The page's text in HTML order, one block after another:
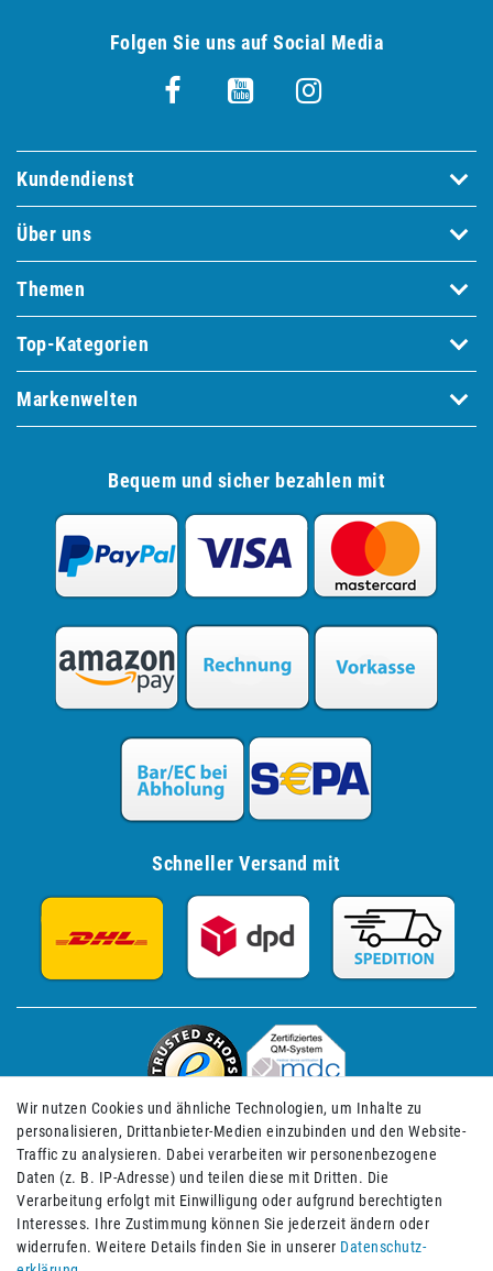
Folgen Sie uns auf Social Media
Kundendienst
Über uns
Themen
Top-Kategorien
Markenwelten
Bequem und sicher bezahlen mit
Schneller Versand mit
Impressum Daten­schutz­erklärung AGB
Wir nutzen Cookies und ähnliche Technologien, um Inhalte zu
personalisieren, Drittanbieter-Medien einzubinden und den Website-
Traffic zu analysieren. Dabei verarbeiten wir personenbezogene
Daten (z. B. IP-Adresse) und teilen diese mit Dritten. Die
Verarbeitung erfolgt mit Einwilligung oder aufgrund berechtigten
Interesses. Ihre Zustimmung können Sie jederzeit ändern oder
widerrufen. Weitere Details finden Sie in unserer Daten­schutz­